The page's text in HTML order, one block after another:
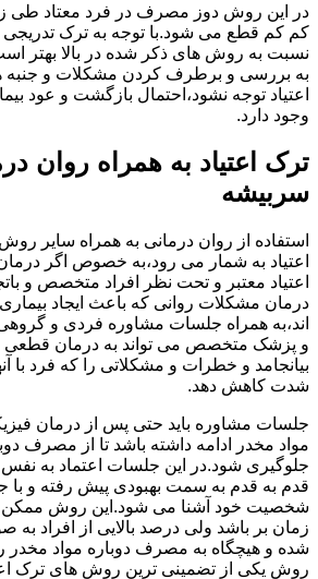
در این روش دوز مصرف در فرد معتاد طی
کم کم قطع می شود.با توجه به ترک
نسبت به روش های ذکر شده در بالا بهتر
به بررسی و برطرف کردن مشکلات و جنبه
اعتیاد توجه نشود،احتمال بازگشت و عود
وجود دارد.
ترک اعتیاد به همراه روان
سربیشه
استفاده از روان درمانی به همراه سایر
اعتیاد به شمار می رود،به خصوص اگر
اعتیاد معتبر و تحت نظر افراد متخصص و
درمان مشکلات روانی که باعث ایجاد
اند،به همراه جلسات مشاوره فردی و
و پزشک متخصص می تواند به درمان قطعی
بیانجامد و خطرات و مشکلاتی را که فرد با
شدت کاهش دهد.
جلسات مشاوره باید حتی پس از درمان
مواد مخدر ادامه داشته باشد تا از مصرف
جلوگیری شود.در این جلسات اعتماد به نفس
قدم به قدم به سمت بهبودی پیش رفته و با
شخصیت خود آشنا می شود.این روش
زمان بر باشد ولی درصد بالایی از افراد
شده و هیچگاه به مصرف دوباره مواد مخدر
روش یکی از تضمینی ترین روش های ترک